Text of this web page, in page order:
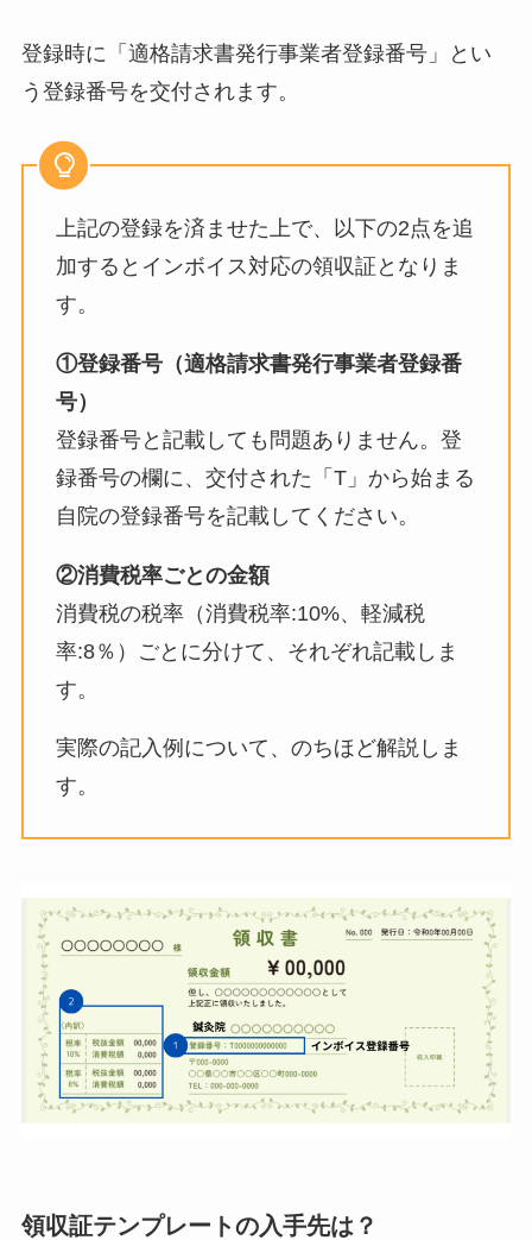
登録時に「適格請求書発行事業者登録番号」とい
う登録番号を交付されます。
上記の登録を済ませた上で、以下の2点を追
加するとインボイス対応の領収証となりま
す。
①登録番号（適格請求書発行事業者登録番
号）
登録番号と記載しても問題ありません。登
録番号の欄に、交付された「T」から始まる
自院の登録番号を記載してください。
②消費税率ごとの金額
消費税の税率（消費税率:10%、軽減税
率:8％）ごとに分けて、それぞれ記載しま
す。
実際の記入例について、のちほど解説しま
す。
領収証テンプレートの入手先は？